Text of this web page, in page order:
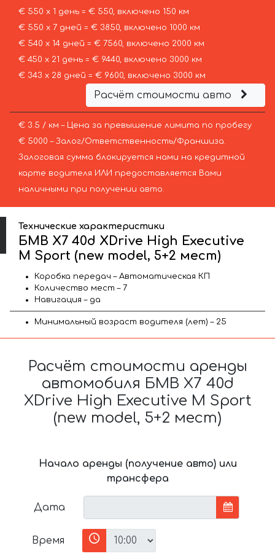
€ 550 х 1 день = € 550, включено 150 км
€ 550 х 7 дней = € 3850, включено 1000 км
€ 540 х 14 дней = € 7560, включено 2000 км
€ 450 х 21 день = € 9440, включено 3000 км
€ 343 х 28 дней = € 9600, включено 3000 км
Расчёт стоимости авто
€ 3.5 / км – Цена за превышение лимита по пробегу
€ 5000 – Залог/Ответственность/Франшиза.
Залоговая сумма блокируется нами на кредитной
карте водителя ИЛИ предоставляется Вами
наличными при получении авто.
Технические характеристики
БМВ X7 40d XDrive High Executive
M Sport (new model, 5+2 мест)
Коробка передач – Автоматическая КП
Количество мест – 7
Навигация – да
Минимальный возраст водителя (лет) – 25
Расчёт стоимости аренды
автомобиля БМВ X7 40d
XDrive High Executive M Sport
(new model, 5+2 мест)
Начало аренды (получение авто) или
трансфера
Дата
Время